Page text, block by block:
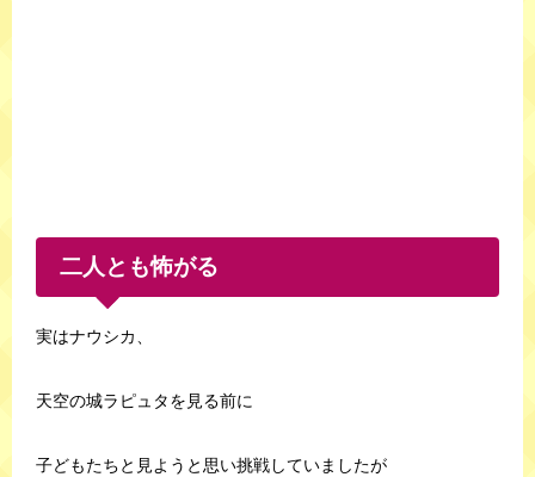
二人とも怖がる
実はナウシカ、
天空の城ラピュタを見る前に
子どもたちと見ようと思い挑戦していましたが